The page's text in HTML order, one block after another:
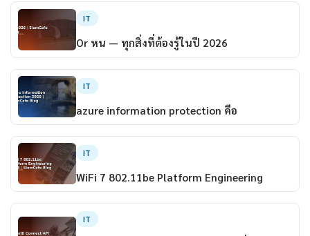
IT
Or หน — ทุกสิ่งที่ต้องรู้ในปี 2026
IT
azure information protection คือ
IT
WiFi 7 802.11be Platform Engineering
IT